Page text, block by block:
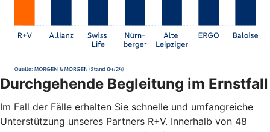
Durchgehende Begleitung im Ernstfall
Im Fall der Fälle erhalten Sie schnelle und umfangreiche
Unterstützung unseres Partners R+V. Innerhalb von 48